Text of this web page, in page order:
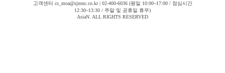
고객센터 cs_moa@sjmnc.co.kr | 02-400-6036 (평일 10:00~17:00 / 점심시간
12:30~13:30 / 주말 및 공휴일 휴무)
AsiaN. ALL RIGHTS RESERVED